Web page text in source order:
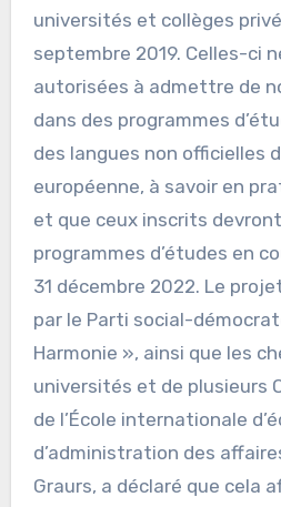
universités et collèges
septembre 2019. Celles-ci
autorisées à admettre de
dans des programmes
des langues non officielles
européenne, à savoir en
et que ceux inscrits
programmes d’études en
31 décembre 2022. Le
par le Parti social-
Harmonie », ainsi que les
universités et de plusieurs
de l’École internationale
d’administration des
Graurs, a déclaré que cela